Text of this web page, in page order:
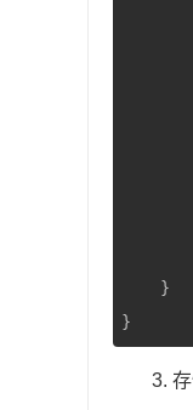
    }
}
3.